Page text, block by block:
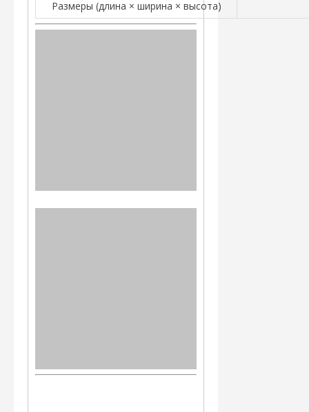
Размеры (длина × ширина × высота)